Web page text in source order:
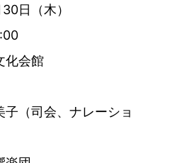
日（木）
化会館
子（司会、ナレーショ